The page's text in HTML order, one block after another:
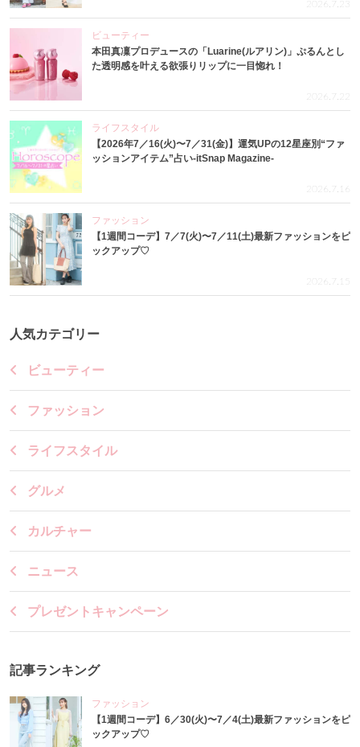
2026.7.23
ビューティー
本田真凜プロデュースの「Luarine(ルアリン)」ぷるんとし
た透明感を叶える欲張りリップに一目惚れ！
2026.7.22
ライフスタイル
【2026年7／16(火)〜7／31(金)】運気UPの12星座別“ファ
ッションアイテム”占い-itSnap Magazine-
2026.7.16
ファッション
【1週間コーデ】7／7(火)〜7／11(土)最新ファッションをピ
ックアップ♡
2026.7.15
人気カテゴリー
ビューティー
ファッション
ライフスタイル
グルメ
カルチャー
ニュース
プレゼントキャンペーン
記事ランキング
ファッション
【1週間コーデ】6／30(火)〜7／4(土)最新ファッションをピ
ックアップ♡